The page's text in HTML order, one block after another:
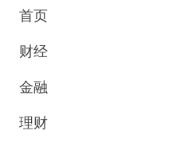
首页
财经
金融
理财